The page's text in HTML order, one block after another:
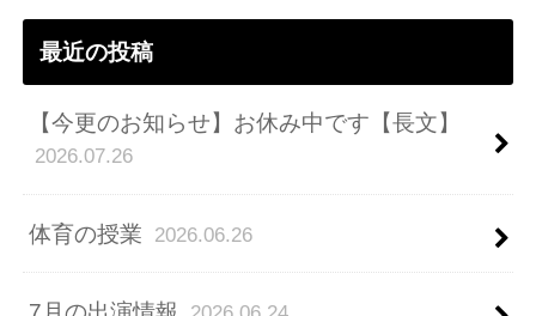
最近の投稿
【今更のお知らせ】お休み中です【長文】
2026.07.26
体育の授業 2026.06.26